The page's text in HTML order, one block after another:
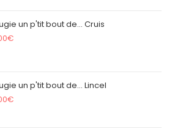
un p'tit bout de... Cruis
€
un p'tit bout de... Lincel
€